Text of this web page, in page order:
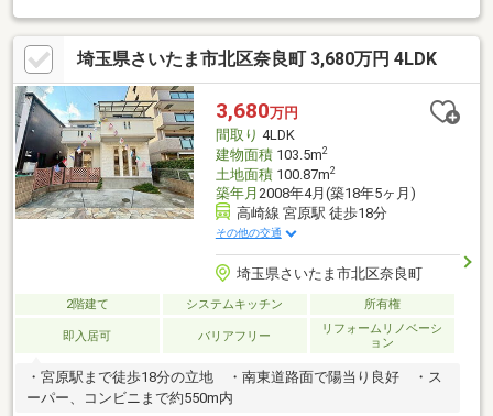
埼玉県さいたま市北区奈良町 3,680万円 4LDK
3,680万円
間取り 4LDK
建物面積103.5m2
土地面積100.87m2
築年月 2008年4月(築18年5ヶ月)
高崎線 宮原駅 徒歩18分
その他の交通
埼玉県さいたま市北区奈良町
2階建て システムキッチン 所有権
即入居可 バリアフリー
リフォームリノベーシ
ョン
・宮原駅まで徒歩18分の立地 ・南東道路面で陽当り良好 ・ス
ーパー、コンビニまで約550m内